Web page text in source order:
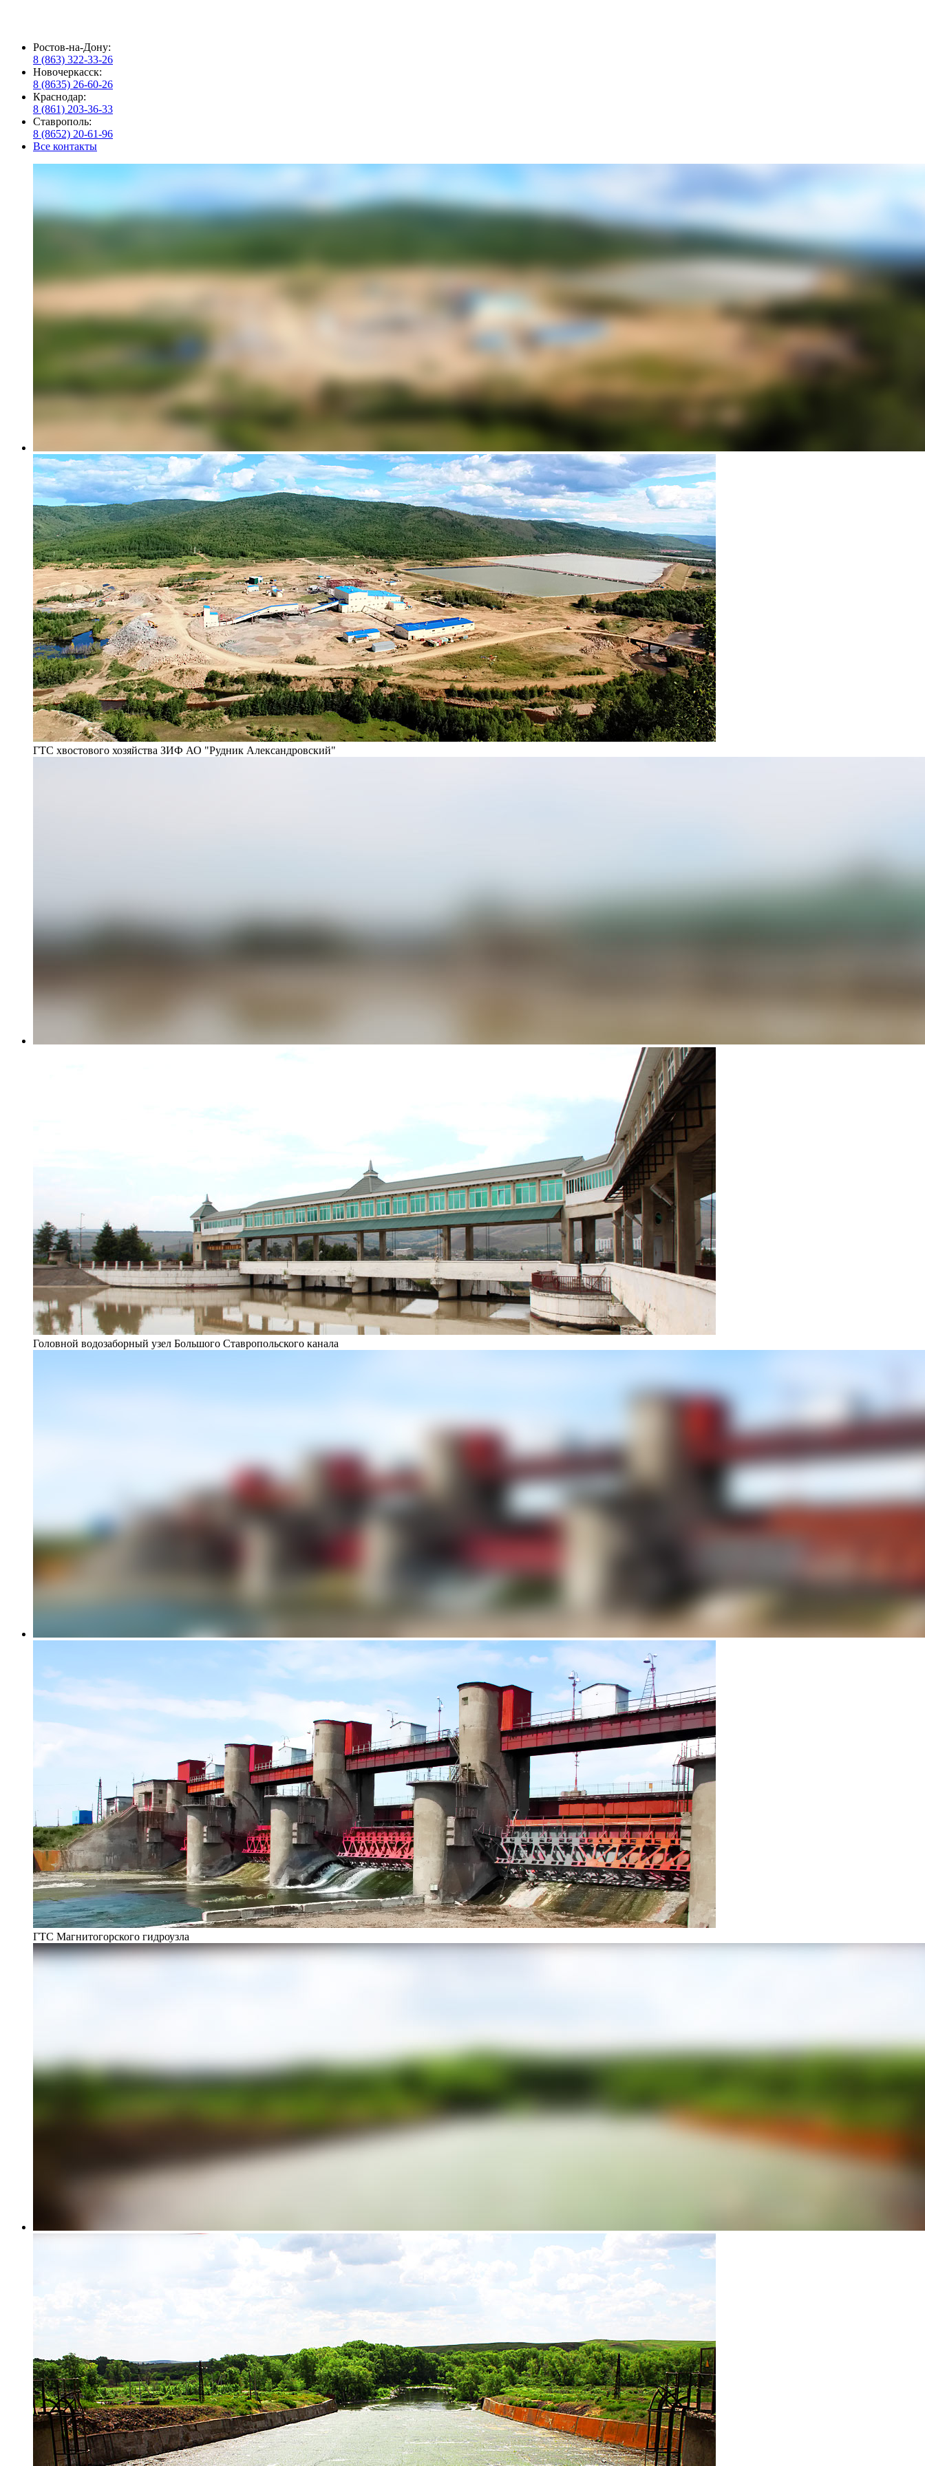
Ростов-на-Дону:
8 (863) 322-33-26
Новочеркасск:
8 (8635) 26-60-26
Краснодар:
8 (861) 203-36-33
Ставрополь:
8 (8652) 20-61-96
Все контакты
ГТС хвостового хозяйства ЗИФ АО "Рудник Александровский"
Головной водозаборный узел Большого Ставропольского канала
ГТС Магнитогорского гидроузла